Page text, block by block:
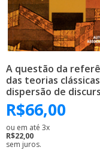
A questão da
das teorias
dispersão de
R$66,00
ou em até 3x
R$22,00
sem juros.